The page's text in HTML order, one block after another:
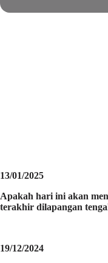
13/01/2025
Apakah hari ini akan
terakhir dilapangan
19/12/2024